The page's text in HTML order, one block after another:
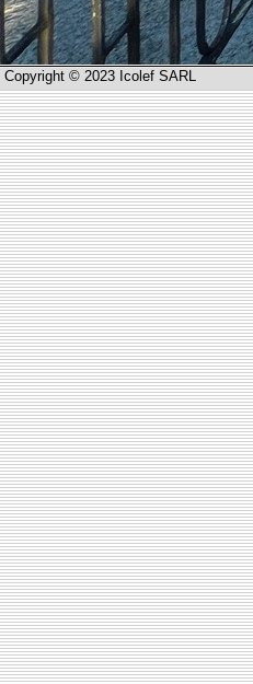
Copyright © 2023 Icolef SARL